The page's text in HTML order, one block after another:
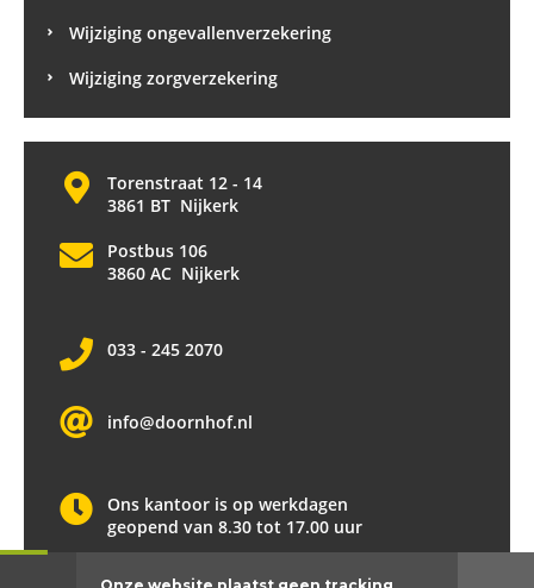
Wijziging ongevallenverzekering
Wijziging zorgverzekering
Torenstraat 12 - 14
3861 BT Nijkerk
Postbus 106
3860 AC Nijkerk
033 - 245 2070
info@doornhof.nl
Ons kantoor is op werkdagen
geopend van 8.30 tot 17.00 uur